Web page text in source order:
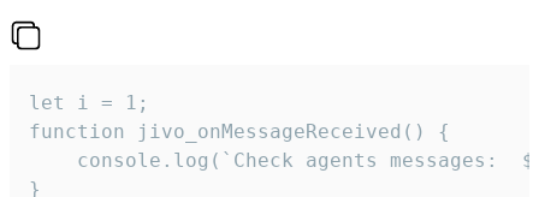
let i = 1;
function jivo_onMessageReceived() {
}